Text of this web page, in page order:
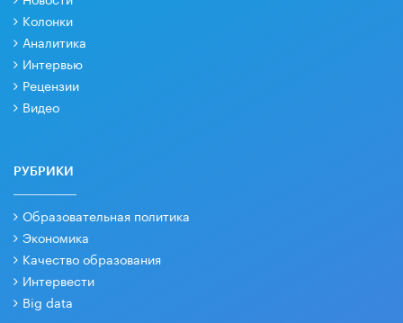
Колонки
Аналитика
Интервью
Рецензии
Видео
РУБРИКИ
Образовательная политика
Экономика
Качество образования
Интервести
Big data